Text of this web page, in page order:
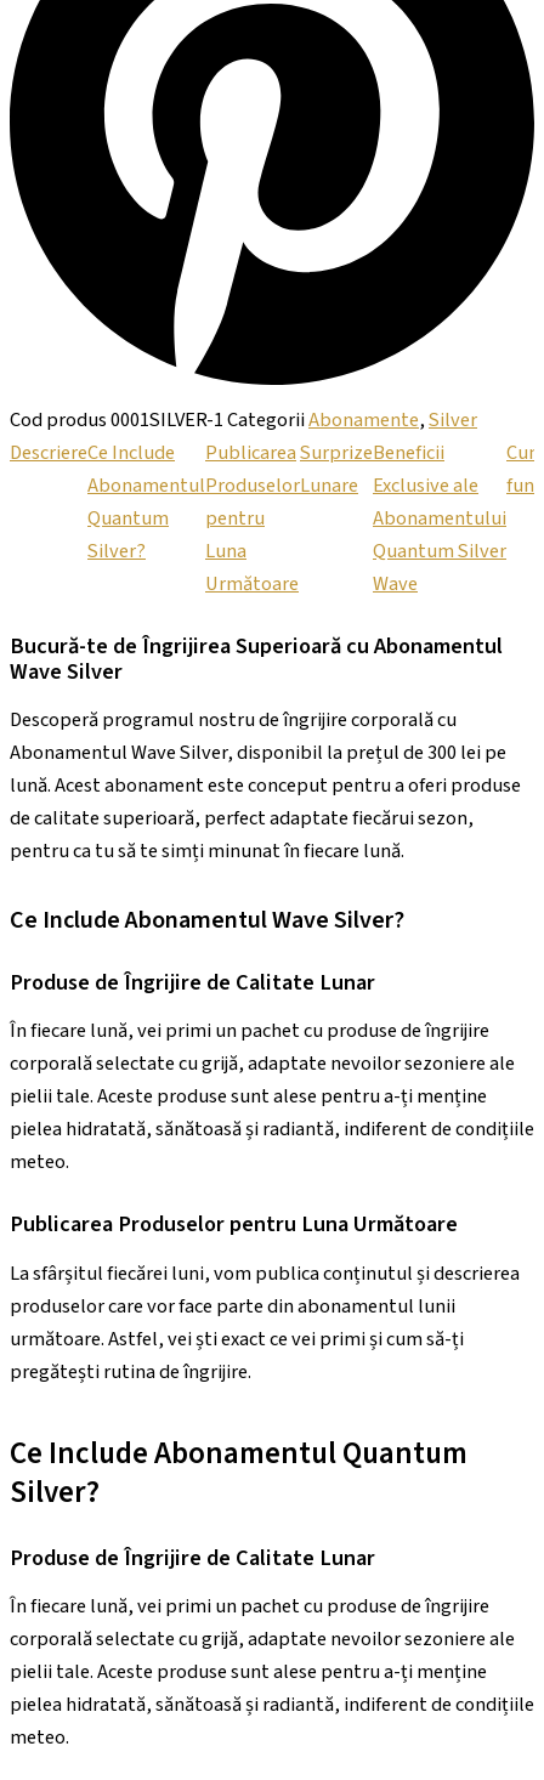
Cod produs0001SILVER-1CategoriiAbonamente,Silver
DescriereCe Include
Abonamentul
Quantum
Silver?
Publicarea
Produselor
pentru
Luna
Următoare
Surprize
Lunare
Beneficii
Exclusive ale
Abonamentului
Quantum Silver
Wave
Cum
Bucură-te de Îngrijirea Superioară cu Abonamentul
Wave Silver
Descoperă programul nostru de îngrijire corporală cu
Abonamentul Wave Silver, disponibil la prețul de 300 lei pe
lună. Acest abonament este conceput pentru a oferi produse
de calitate superioară, perfect adaptate fiecărui sezon,
pentru ca tu să te simți minunat în fiecare lună.
Ce Include Abonamentul Wave Silver?
Produse de Îngrijire de Calitate Lunar
În fiecare lună, vei primi un pachet cu produse de îngrijire
corporală selectate cu grijă, adaptate nevoilor sezoniere ale
pielii tale. Aceste produse sunt alese pentru a-ți menține
pielea hidratată, sănătoasă și radiantă, indiferent de condițiile
meteo.
Publicarea Produselor pentru Luna Următoare
La sfârșitul fiecărei luni, vom publica conținutul și descrierea
produselor care vor face parte din abonamentul lunii
următoare. Astfel, vei ști exact ce vei primi și cum să-ți
pregătești rutina de îngrijire.
Ce Include Abonamentul Quantum
Silver?
Produse de Îngrijire de Calitate Lunar
În fiecare lună, vei primi un pachet cu produse de îngrijire
corporală selectate cu grijă, adaptate nevoilor sezoniere ale
pielii tale. Aceste produse sunt alese pentru a-ți menține
pielea hidratată, sănătoasă și radiantă, indiferent de condițiile
meteo.